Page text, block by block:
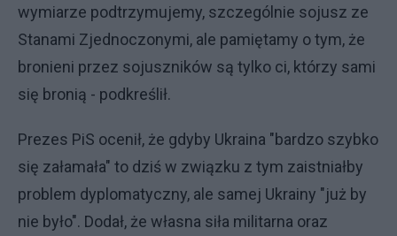
wymiarze podtrzymujemy, szczególnie sojusz ze
Stanami Zjednoczonymi, ale pamiętamy o tym, że
bronieni przez sojuszników są tylko ci, którzy sami
się bronią - podkreślił.
Prezes PiS ocenił, że gdyby Ukraina "bardzo szybko
się załamała" to dziś w związku z tym zaistniałby
problem dyplomatyczny, ale samej Ukrainy "już by
nie było". Dodał, że własna siła militarna oraz